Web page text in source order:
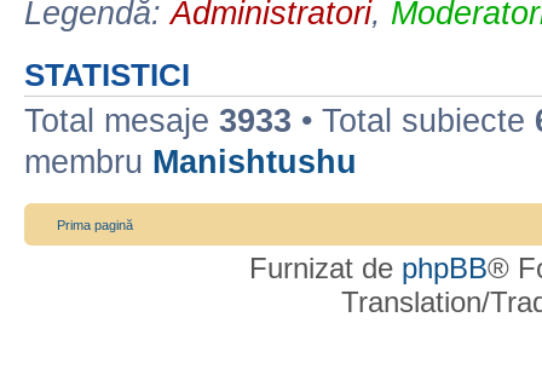
Legendă:Administratori,
STATISTICI
Total mesaje 3933 • Total subiecte
membru Manishtushu
Prima pagină
Furnizat de phpBB®
Translation/